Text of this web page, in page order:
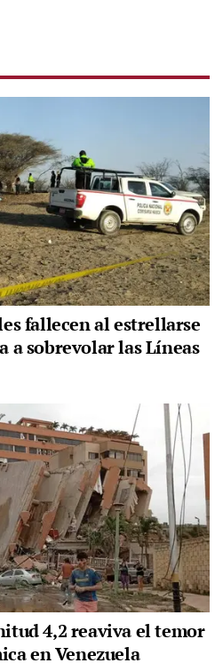
fallecen al estrellarse
a sobrevolar las Líneas
4,2 reaviva el temor
en Venezuela